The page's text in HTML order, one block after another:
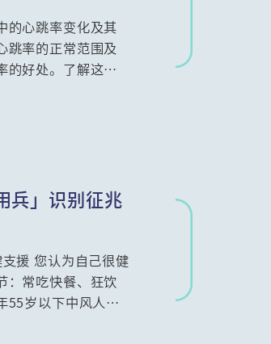
的心跳率变化及其
跳率的正常范围及
的好处。了解这些
兵」识别征兆
援 您认为自己很健
：常吃快餐、狂饮
55岁以下中风人数